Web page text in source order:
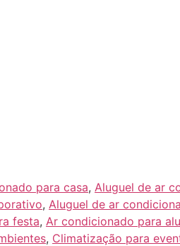
para casa, Aluguel de ar
, Aluguel de ar
festa, Ar condicionado para
, Climatização para